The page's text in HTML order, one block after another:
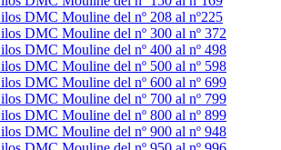
DMC Mouline del nº 208 al nº225
DMC Mouline del nº 300 al nº 372
DMC Mouline del nº 400 al nº 498
DMC Mouline del nº 500 al nº 598
DMC Mouline del nº 600 al nº 699
DMC Mouline del nº 700 al nº 799
DMC Mouline del nº 800 al nº 899
DMC Mouline del nº 900 al nº 948